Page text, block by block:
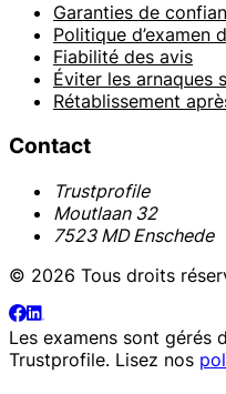
Garanties de
Politique d’examen
Fiabilité des avis
Éviter les arnaques
Rétablissement
Contact
Trustprofile
Moutlaan 32
7523 MD Enschede
© 2026 Tous droits
Les examens sont gérés
Trustprofile. Lisez nos